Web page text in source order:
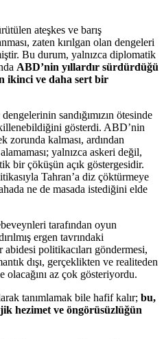
ateşkes ve barış
zaten kırılgan olan dengeleri
Bu durum, yalnızca diplomatik
ABD’nin yıllardır sürdürdüğü
ikinci ve daha sert bir
sandığımızın ötesinde
gösterdi. ABD’nin
zorunda kalması, ardından
yalnızca askeri değil,
bir çöküşün açık göstergesidir.
Tahran’a diz çöktürmeye
ne de masada istediğini elde
tarafından oyun
ergen tavrındaki
politikacıları göndermesi,
dışı, gerçeklikten ve realiteden
olacağını az çok gösteriyordu.
tanımlamak bile hafif kalır; bu,
hezimet ve öngörüsüzlüğün